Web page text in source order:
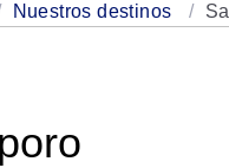
Nuestros destinos